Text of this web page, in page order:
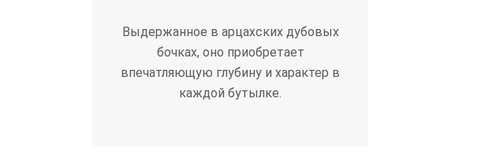
Выдержанное в арцаxских дубовых
бочках, оно приобретает
впечатляющую глубину и характер в
каждой бутылке.